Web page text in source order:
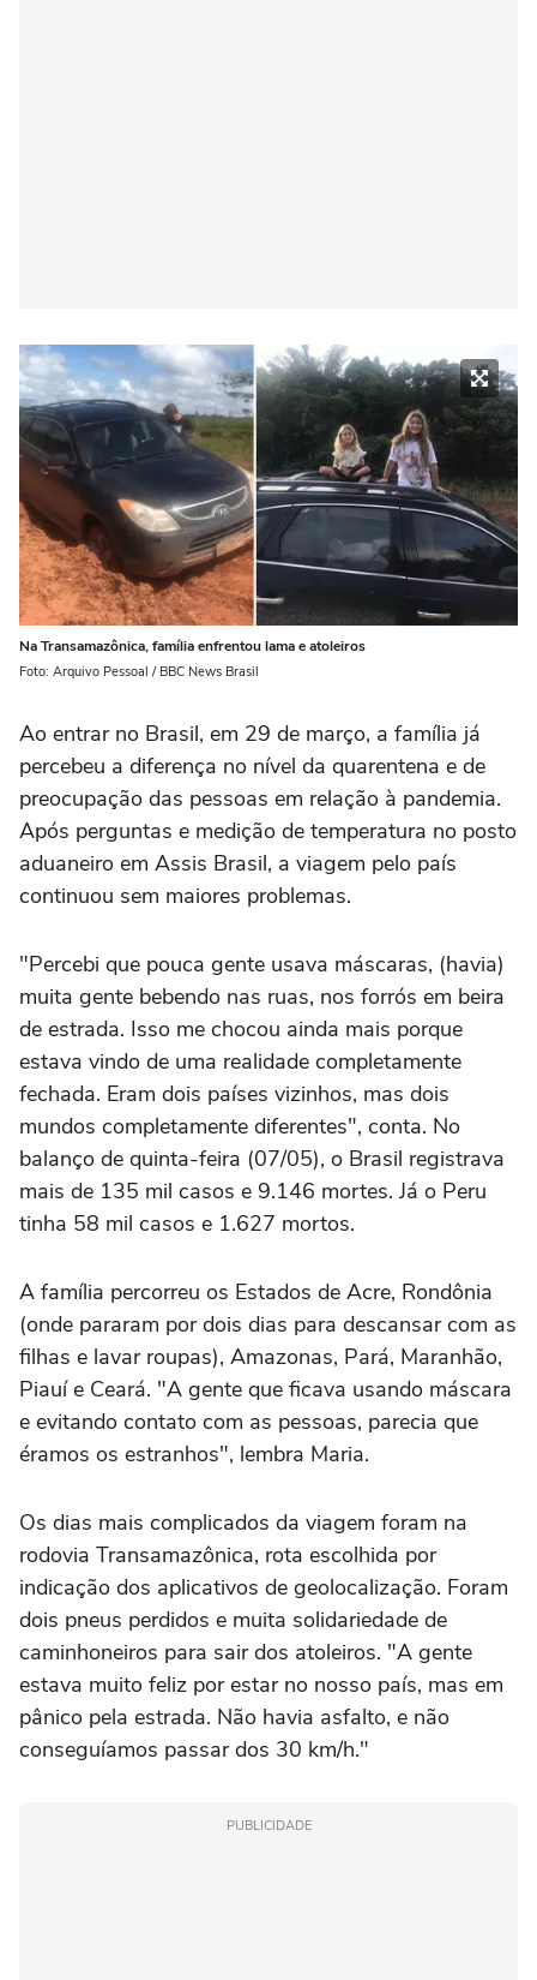
Na Transamazônica, família enfrentou lama e atoleiros
Foto: Arquivo Pessoal / BBC News Brasil
Ao entrar no Brasil, em 29 de março, a família já
percebeu a diferença no nível da quarentena e de
preocupação das pessoas em relação à pandemia.
Após perguntas e medição de temperatura no posto
aduaneiro em Assis Brasil, a viagem pelo país
continuou sem maiores problemas.
"Percebi que pouca gente usava máscaras, (havia)
muita gente bebendo nas ruas, nos forrós em beira
de estrada. Isso me chocou ainda mais porque
estava vindo de uma realidade completamente
fechada. Eram dois países vizinhos, mas dois
mundos completamente diferentes", conta. No
balanço de quinta-feira (07/05), o Brasil registrava
mais de 135 mil casos e 9.146 mortes. Já o Peru
tinha 58 mil casos e 1.627 mortos.
A família percorreu os Estados de Acre, Rondônia
(onde pararam por dois dias para descansar com as
filhas e lavar roupas), Amazonas, Pará, Maranhão,
Piauí e Ceará. "A gente que ficava usando máscara
e evitando contato com as pessoas, parecia que
éramos os estranhos", lembra Maria.
Os dias mais complicados da viagem foram na
rodovia Transamazônica, rota escolhida por
indicação dos aplicativos de geolocalização. Foram
dois pneus perdidos e muita solidariedade de
caminhoneiros para sair dos atoleiros. "A gente
estava muito feliz por estar no nosso país, mas em
pânico pela estrada. Não havia asfalto, e não
conseguíamos passar dos 30 km/h."
PUBLICIDADE